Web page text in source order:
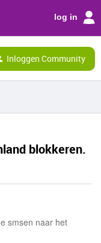
log in
Inloggen Community
blokkeren.
smsen naar het